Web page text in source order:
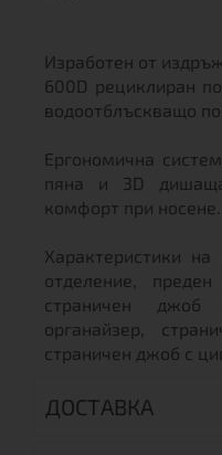
Изработен от
600D рециклиран
водоотблъскващо
Ергономична
пяна и 3D
комфорт при носене.
Характеристики
отделение,
страничен джоб
органайзер,
страничен джоб с
ДОСТАВКА